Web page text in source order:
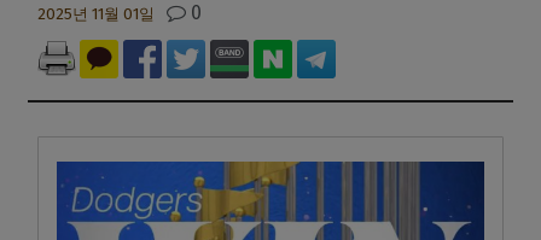
2025년 11월 01일 0